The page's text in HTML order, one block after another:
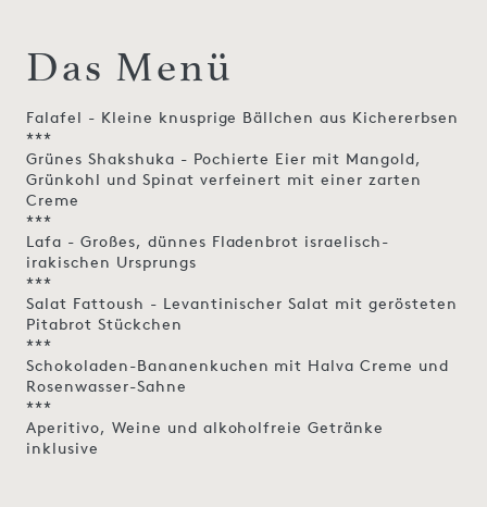
Das Menü
Falafel - Kleine knusprige Bällchen aus Kichererbsen
***
Grünes Shakshuka - Pochierte Eier mit Mangold,
Grünkohl und Spinat verfeinert mit einer zarten
Creme
***
Lafa - Großes, dünnes Fladenbrot israelisch-
irakischen Ursprungs
***
Salat Fattoush - Levantinischer Salat mit gerösteten
Pitabrot Stückchen
***
Schokoladen-Bananenkuchen mit Halva Creme und
Rosenwasser-Sahne
***
Aperitivo, Weine und alkoholfreie Getränke
inklusive